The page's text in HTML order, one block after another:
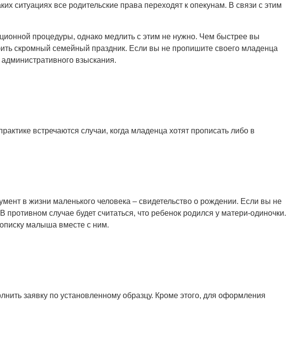
ситуациях все родительские права переходят к опекунам. В связи с этим
процедуры, однако медлить с этим не нужно. Чем быстрее вы
скромный семейный праздник. Если вы не пропишите своего младенца
взыскания.
встречаются случаи, когда младенца хотят прописать либо в
в жизни маленького человека – свидетельство о рождении. Если вы не
случае будет считаться, что ребенок родился у матери-одиночки.
малыша вместе с ним.
заявку по установленному образцу. Кроме этого, для оформления